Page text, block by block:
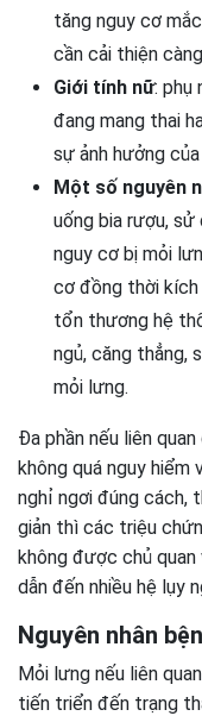
tăng nguy cơ
cần cải thiện
Giới tính nữ: phụ
đang mang thai
sự ảnh hưởng
Một số nguyên
uống bia rượu,
nguy cơ bị mỏi
cơ đồng thời kích
tổn thương hệ
ngủ, căng thẳng,
mỏi lưng.
Đa phần nếu liên
không quá nguy hiểm
nghỉ ngơi đúng cách,
giản thì các triệu
không được chủ quan
dẫn đến nhiều hệ lụy
Nguyên nhân
Mỏi lưng nếu liên
tiến triển đến trạng